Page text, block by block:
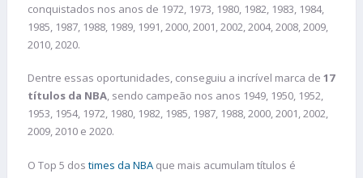
conquistados nos anos de 1972, 1973, 1980, 1982, 1983, 1984,
1985, 1987, 1988, 1989, 1991, 2000, 2001, 2002, 2004, 2008, 2009,
2010, 2020.
Dentre essas oportunidades, conseguiu a incrível marca de 17
títulos da NBA, sendo campeão nos anos 1949, 1950, 1952,
1953, 1954, 1972, 1980, 1982, 1985, 1987, 1988, 2000, 2001, 2002,
2009, 2010 e 2020.
O Top 5 dos times da NBA que mais acumulam títulos é